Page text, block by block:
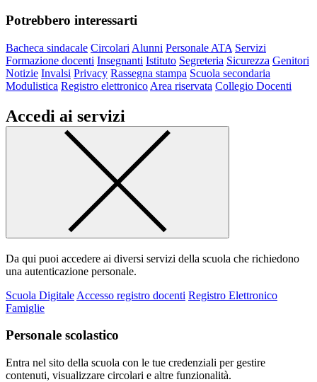
Potrebbero interessarti
Bacheca sindacale Circolari Alunni Personale ATA Servizi
Formazione docenti Insegnanti Istituto Segreteria Sicurezza Genitori
Notizie Invalsi Privacy Rassegna stampa Scuola secondaria
Modulistica Registro elettronico Area riservata Collegio Docenti
Accedi ai servizi
Da qui puoi accedere ai diversi servizi della scuola che richiedono
una autenticazione personale.
Scuola Digitale Accesso registro docenti Registro Elettronico
Famiglie
Personale scolastico
Entra nel sito della scuola con le tue credenziali per gestire
contenuti, visualizzare circolari e altre funzionalità.